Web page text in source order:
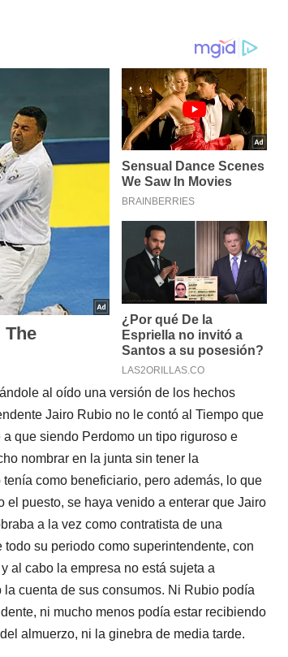
al oído una versión de los hechos
Jairo Rubio no le contó al Tiempo que
que siendo Perdomo un tipo riguroso e
nombrar en la junta sin tener la
como beneficiario, pero además, lo que
el puesto, se haya venido a enterar que Jairo
a la vez como contratista de una
su periodo como superintendente, con
al cabo la empresa no está sujeta a
cuenta de sus consumos. Ni Rubio podía
ni mucho menos podía estar recibiendo
almuerzo, ni la ginebra de media tarde.